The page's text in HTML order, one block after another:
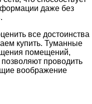
даже без
все достоинства
купить. Туманные
помещений,
проводить
воображение